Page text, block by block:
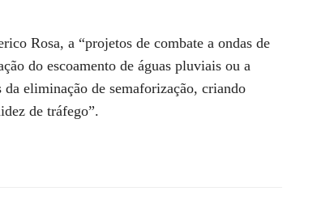
Rosa, a “projetos de combate a ondas de
do escoamento de águas pluviais ou a
eliminação de semaforização, criando
de tráfego”.